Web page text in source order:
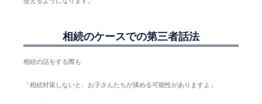
相続のケースでの第三者話法
相続の話をする際も
「相続対策しないと、お子さんたちが揉める可能性がありますよ」